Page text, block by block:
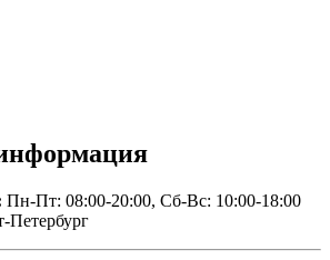
Пн-Пт: 08:00-20:00, Сб-Вс: 10:00-18:00
Петербург